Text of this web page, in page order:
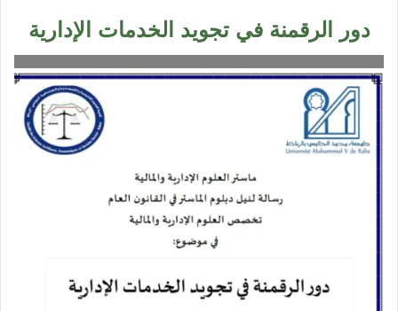
دور الرقمنة في تجويد الخدمات الإدارية